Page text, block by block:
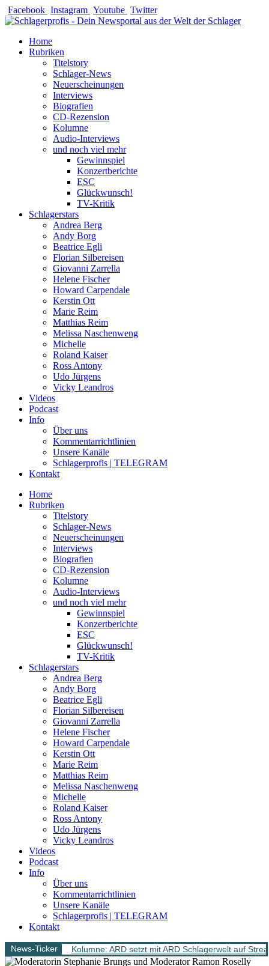
Zum
Inhalt
Facebook Instagram Youtube Twitter
Home
Rubriken
Titelstory
Schlager-News
Neuerscheinungen
Interviews
Biografien
CD-Rezension
Kolumne
Audio-Interviews
und noch viel mehr
Gewinnspiel
Konzertberichte
ESC
Glückwunsch!
TV-Kritik
Schlagerstars
Andrea Berg
Andy Borg
Beatrice Egli
Florian Silbereisen
Giovanni Zarrella
Helene Fischer
Howard Carpendale
Kerstin Ott
Marie Reim
Matthias Reim
Melissa Naschenweng
Michelle
Roland Kaiser
Ross Antony
Udo Jürgens
Vicky Leandros
Videos
Podcast
Info
Über uns
Kommentarrichtlinien
Unsere Kanäle
Schlagerprofis | TELEGRAM
Kontakt
Home
Rubriken
Titelstory
Schlager-News
Neuerscheinungen
Interviews
Biografien
CD-Rezension
Kolumne
Audio-Interviews
und noch viel mehr
Gewinnspiel
Konzertberichte
ESC
Glückwunsch!
TV-Kritik
Schlagerstars
Andrea Berg
Andy Borg
Beatrice Egli
Florian Silbereisen
Giovanni Zarrella
Helene Fischer
Howard Carpendale
Kerstin Ott
Marie Reim
Matthias Reim
Melissa Naschenweng
Michelle
Roland Kaiser
Ross Antony
Udo Jürgens
Vicky Leandros
Videos
Podcast
Info
Über uns
Kommentarrichtlinien
Unsere Kanäle
Schlagerprofis | TELEGRAM
Kontakt
News-Ticker Kolumne: ARD setzt mit ARD Schlagerwelt auf